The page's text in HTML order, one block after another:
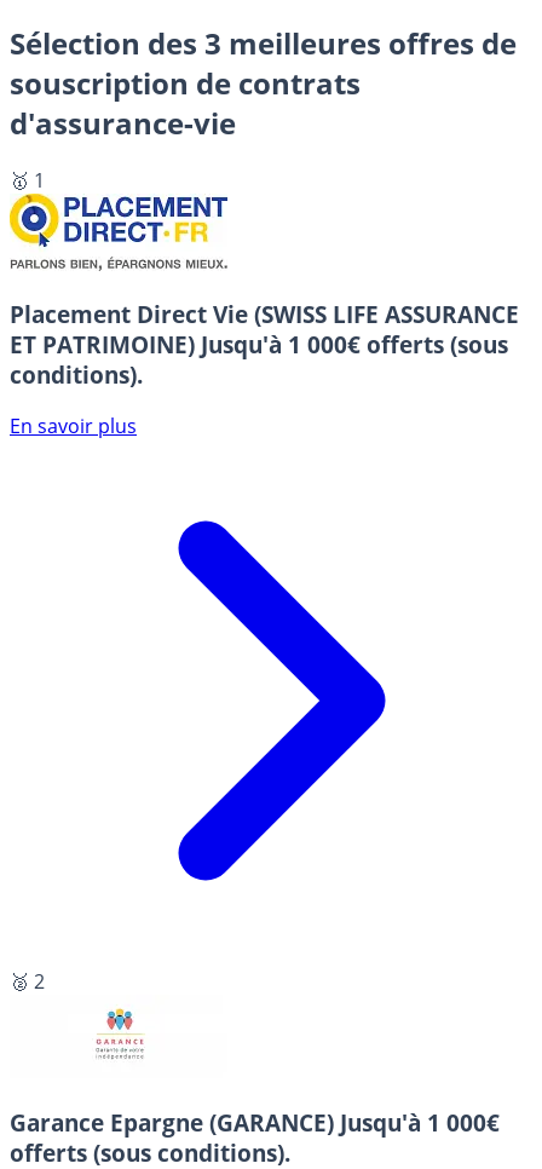
Sélection des 3 meilleures offres de
souscription de contrats
d'assurance-vie
🥇 1
Placement Direct Vie (SWISS LIFE ASSURANCE
ET PATRIMOINE) Jusqu'à 1 000€ offerts (sous
conditions).
En savoir plus
🥈 2
Garance Epargne (GARANCE) Jusqu'à 1 000€
offerts (sous conditions).